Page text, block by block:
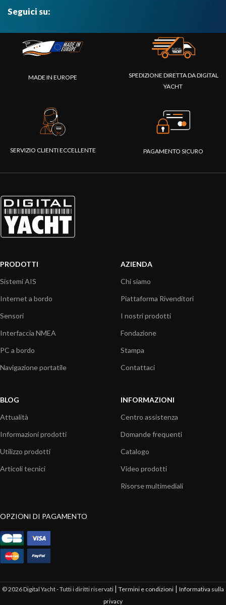
Seguici su:
MADE IN EUROPE
SPEDIZIONE DIRETTA DA DIGITAL
YACHT
SERVIZIO CLIENTI ECCELLENTE PAGAMENTO SICURO
PRODOTTI
Sistemi AIS
Internet a bordo
Sensori
Interfaccia NMEA
PC a bordo
Navigazione portatile
AZIENDA
Chi siamo
Piattaforma Rivenditori
I nostri prodotti
Fondazione
Stampa
Contattaci
BLOG
Attualità
Informazioni prodotti
Utilizzo prodotti
Articoli tecnici
INFORMAZIONI
Centro assistenza
Domande frequenti
Catalogo
Video prodotti
Risorse multimediali
OPZIONI DI PAGAMENTO
© 2026 Digital Yacht - Tutti i diritti riservati | Termini e condizioni | Informativa sulla
privacy